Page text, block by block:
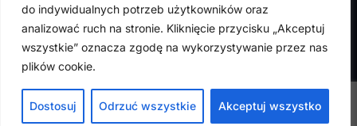
do indywidualnych potrzeb użytkowników oraz
analizować ruch na stronie. Kliknięcie przycisku „Akceptuj
wszystkie” oznacza zgodę na wykorzystywanie przez nas
plików cookie.
Dostosuj Odrzuć wszystkie Akceptuj wszystko
FalconMedical © 2024. Wszystkie prawa zastrzeżone |
prywatności|Polityka cookies
Design byVENTI